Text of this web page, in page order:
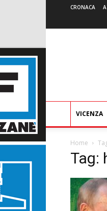
CRONACA
VICENZA
Home
Tag: